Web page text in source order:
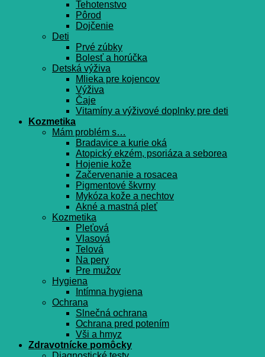
Tehotenstvo
Pôrod
Dojčenie
Deti
Prvé zúbky
Bolesť a horúčka
Detská výživa
Mlieka pre kojencov
Výživa
Čaje
Vitamíny a výživové doplnky pre deti
Kozmetika
Mám problém s…
Bradavice a kurie oká
Atopický ekzém, psoriáza a seborea
Hojenie kože
Začervenanie a rosacea
Pigmentové škvrny
Mykóza kože a nechtov
Akné a mastná pleť
Kozmetika
Pleťová
Vlasová
Telová
Na pery
Pre mužov
Hygiena
Intímna hygiena
Ochrana
Slnečná ochrana
Ochrana pred potením
Vši a hmyz
Zdravotnícke pomôcky